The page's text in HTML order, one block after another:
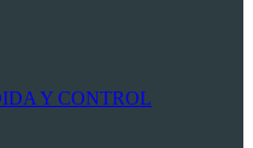
Y CONTROL